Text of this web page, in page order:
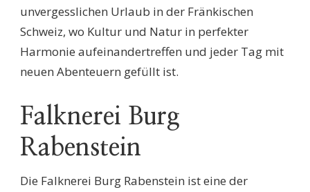
unvergesslichen Urlaub in der Fränkischen
Schweiz, wo Kultur und Natur in perfekter
Harmonie aufeinandertreffen und jeder Tag mit
neuen Abenteuern gefüllt ist.
Falknerei Burg
Rabenstein
Die Falknerei Burg Rabenstein ist eine der